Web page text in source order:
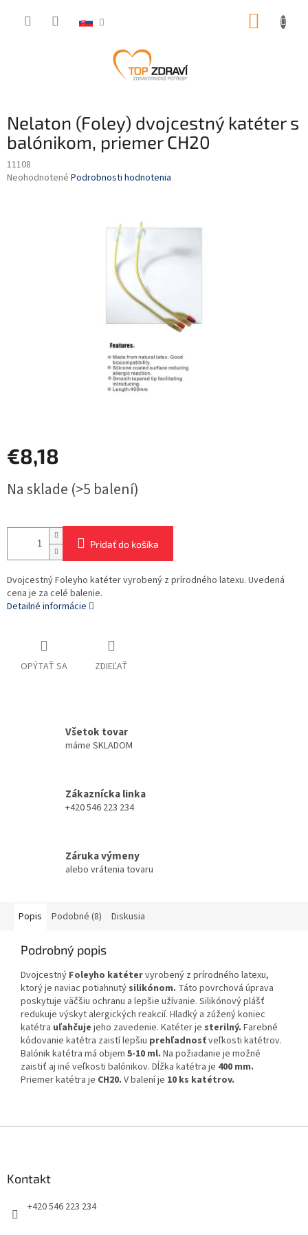
Nelaton (Foley) dvojcestný katéter s
balónikom, priemer CH20
11108
Priemerné
Neohodnotené Podrobnosti hodnotenia
€8,18
cena:
Na sklade (>5 balení)
Pridať do košíka
Dvojcestný Foleyho katéter vyrobený z prírodného latexu. Uvedená
cena je za celé balenie.
Detailné informácie
OPÝTAŤ SA ZDIEĽAŤ
Všetok tovar
máme SKLADOM
Zákaznícka linka
+420 546 223 234
Záruka výmeny
alebo vrátenia tovaru
Popis Podobné (8) Diskusia
Podrobný popis
Dvojcestný Foleyho katétervyrobený z prírodného latexu,
ktorý je naviac potiahnutý silikónom. Táto povrchová úprava
poskytuje väčšiu ochranu a lepšie užívanie. Silikónový plášť
redukuje výskyt alergických reakcií. Hladký a zúžený koniec
katétra uľahčuje jeho zavedenie. Katéter je sterilný. Farebné
kódovanie katétra zaistí lepšiu prehľadnosťveľkosti katétrov.
Balónik katétra má objem 5-10 ml. Na požiadanie je možné
zaistiť aj iné veľkosti balónikov. Dĺžka katétra je 400 mm.
Priemer katétra je CH20. V balení je 10 ks katétrov.
Kontakt
+420 546 223 234